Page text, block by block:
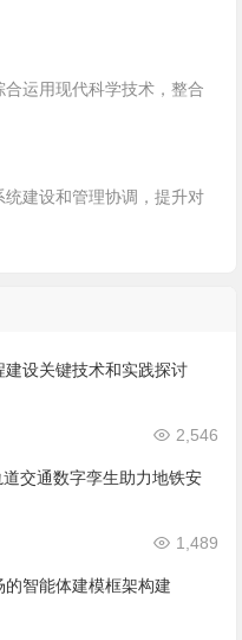
算，将产业集聚发展与城
享、土地全时利用的功能
域。
合运用现代科学技术，整合
、事、组织和房屋等信
信息服务平台为支撑，依
施建设，提升社区治理和
进公共服务和便民利民服
统建设和管理协调，提升对
！
设关键技术和实践探讨
2,546
交通数字孪生助力地铁安
1,489
智能体建模框架构建